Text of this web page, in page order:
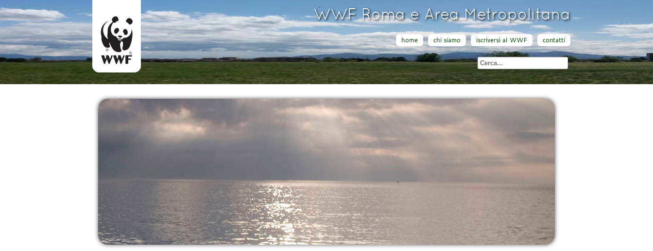
WWF Roma e Area Metropolitana
home chi siamo iscriversi al WWF contatti